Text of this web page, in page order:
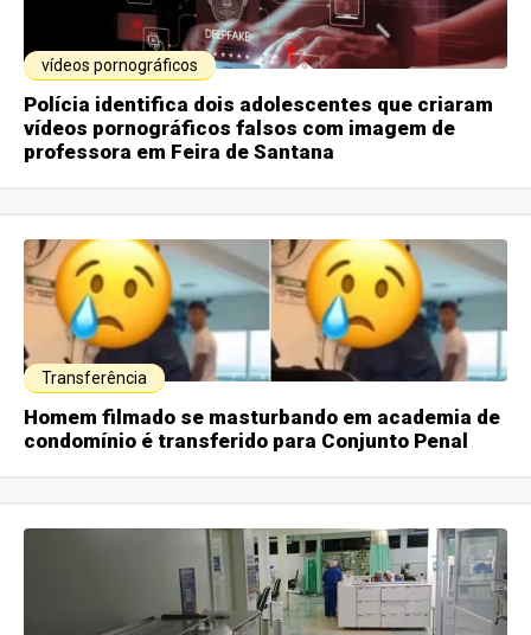
vídeos pornográficos
Polícia identifica dois adolescentes que criaram
vídeos pornográficos falsos com imagem de
professora em Feira de Santana
Transferência
Homem filmado se masturbando em academia de
condomínio é transferido para Conjunto Penal